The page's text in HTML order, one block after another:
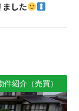
した
件紹介（売買）